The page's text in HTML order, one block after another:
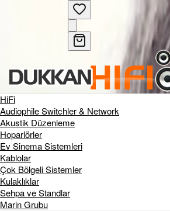
HiFi
Audiophile Switchler & Network
Akustik Düzenleme
Hoparlörler
Ev Sinema Sistemleri
Kablolar
Çok Bölgeli Sistemler
Kulaklıklar
Sehpa ve Standlar
Marin Grubu